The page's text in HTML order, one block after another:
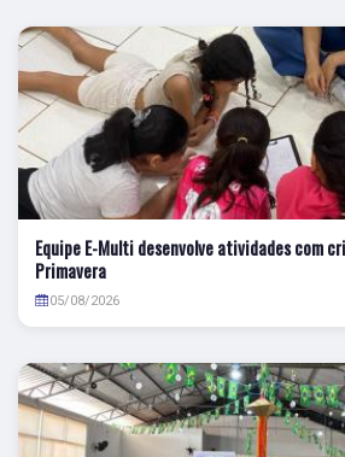
Equipe E-Multi desenvolve atividades com
Primavera
05/08/2026